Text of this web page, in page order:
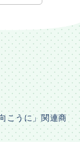
こうに」関連商